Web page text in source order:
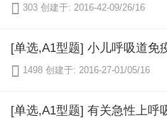
 303 创建于: 2016-42-09/26/16
[单选,A1型题] 小儿呼吸道免
 1498 创建于: 2016-27-01/05/16